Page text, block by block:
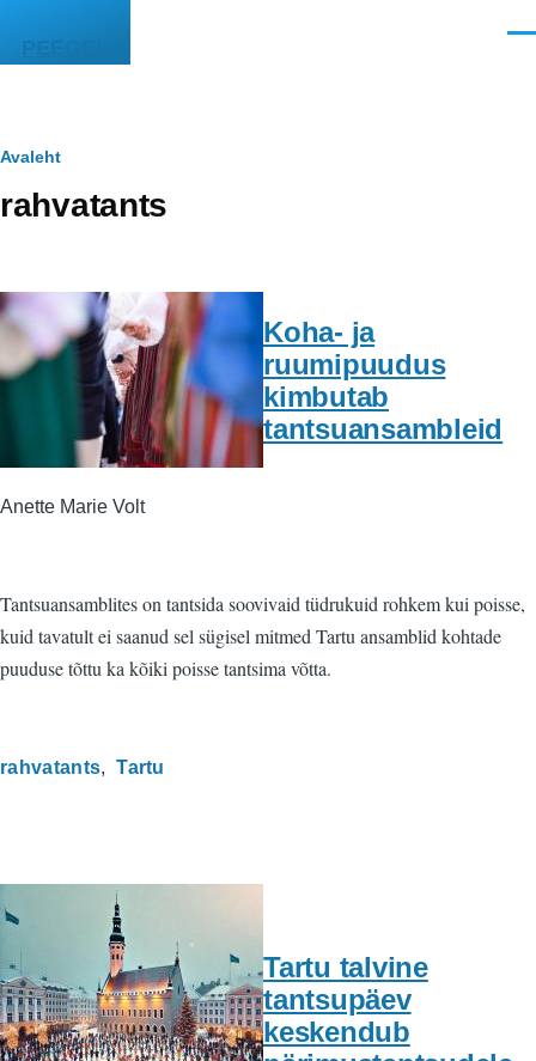
PEEGEL
Leivapuru
Avaleht
rahvatants
Koha- ja
ruumipuudus
kimbutab
tantsuansambleid
Anette Marie Volt
Tantsuansamblites on tantsida soovivaid tüdrukuid rohkem kui poisse,
kuid tavatult ei saanud sel sügisel mitmed Tartu ansamblid kohtade
puuduse tõttu ka kõiki poisse tantsima võtta.
rahvatants Tartu
Tartu talvine
tantsupäev
keskendub